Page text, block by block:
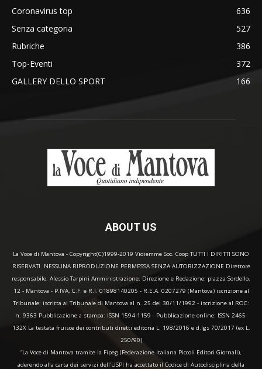
Coronavirus top
636
Senza categoria
527
Rubriche
386
Top-Eventi
372
GALLERY DELLO SPORT
166
ABOUT US
La Voce di Mantova - Copyright(C)1999-2019 Vidiemme Soc. Coop TUTTI I DIRITTI SONO
RISERVATI. NESSUNA RIPRODUZIONE PERMESSA SENZA AUTORIZZAZIONE Direttore
responsabile: Alessio Tarpini Amministrazione, Direzione e Redazione: piazza Sordello,
12 - Mantova - P.IVA, C.F. e R.I. 01898140205 - R.E.A. 0207279 (Mantova) iscrizione al
Tribunale: iscritta al Tribunale di Mantova al n. 25 del 30/11/1992 - iscrizione al ROC:
n. 9363 Pubblicazione a stampa: ISSN 1594-1159 - Pubblicazione online: ISSN 2465-
132X La testata fruisce dei contributi diretti editoria L. 198/2016 e d.lgs 70/2017 (ex L.
250/90)
“La Voce di Mantova tramite la Fipeg (Federazione Italiana Piccoli Editori Giornali),
aderendo alla carta dei servizi dell'USPI ha accettato il Codice di Autodisciplina della